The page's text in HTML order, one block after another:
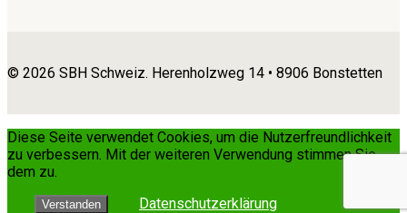
© 2026 SBH Schweiz. Herenholzweg 14 • 8906 Bonstetten
Diese Seite verwendet Cookies, um die Nutzerfreundlichkeit
zu verbessern. Mit der weiteren Verwendung stimmen Sie
dem zu.
Verstanden Datenschutzerklärung